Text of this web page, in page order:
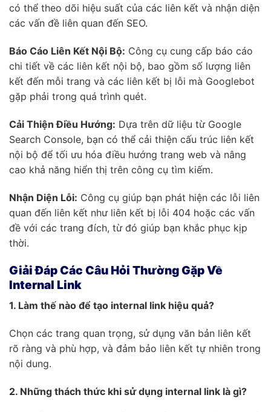
có thể theo dõi hiệu suất của các liên kết và nhận diện
các vấn đề liên quan đến SEO.
Báo Cáo Liên Kết Nội Bộ: Công cụ cung cấp báo cáo
chi tiết về các liên kết nội bộ, bao gồm số lượng liên
kết đến mỗi trang và các liên kết bị lỗi mà Googlebot
gặp phải trong quá trình quét.
Cải Thiện Điều Hướng: Dựa trên dữ liệu từ Google
Search Console, bạn có thể cải thiện cấu trúc liên kết
nội bộ để tối ưu hóa điều hướng trang web và nâng
cao khả năng hiển thị trên công cụ tìm kiếm.
Nhận Diện Lỗi: Công cụ giúp bạn phát hiện các lỗi liên
quan đến liên kết như liên kết bị lỗi 404 hoặc các vấn
đề với các trang đích, từ đó giúp bạn khắc phục kịp
thời.
Giải Đáp Các Câu Hỏi Thường Gặp Về
Internal Link
1. Làm thế nào để tạo internal link hiệu quả?
Chọn các trang quan trọng, sử dụng văn bản liên kết
rõ ràng và phù hợp, và đảm bảo liên kết tự nhiên trong
nội dung.
2. Những thách thức khi sử dụng internal link là gì?